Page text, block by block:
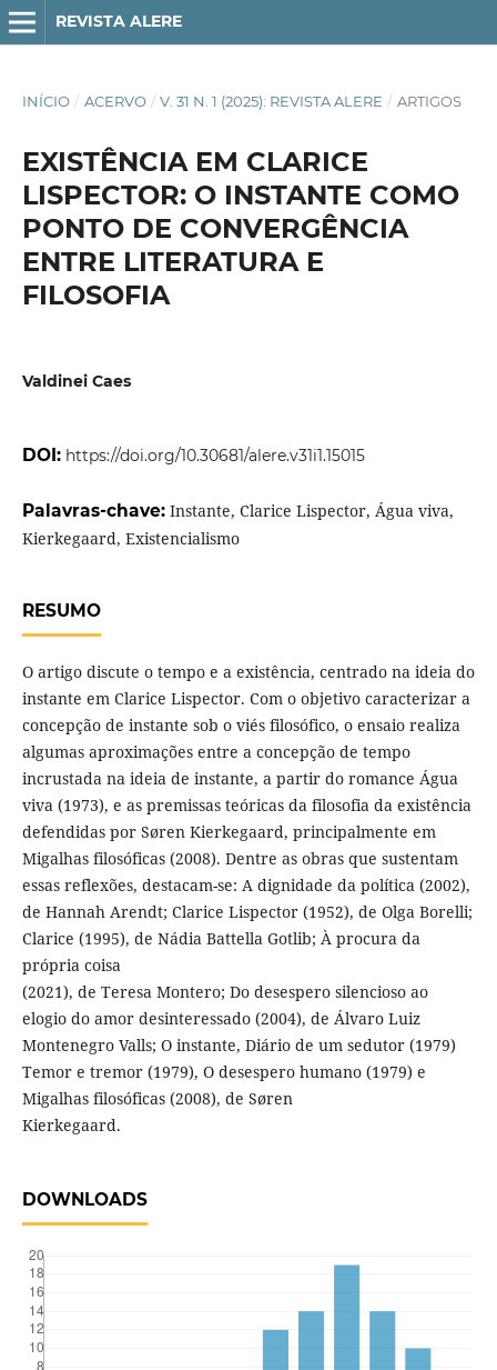
REVISTA ALERE
INÍCIO / ACERVO / V. 31 N. 1 (2025): REVISTA ALERE / ARTIGOS
EXISTÊNCIA EM CLARICE
LISPECTOR: O INSTANTE COMO
PONTO DE CONVERGÊNCIA
ENTRE LITERATURA E
FILOSOFIA
Valdinei Caes
DOI: https://doi.org/10.30681/alere.v31i1.15015
Palavras-chave: Instante, Clarice Lispector, Água viva,
Kierkegaard, Existencialismo
RESUMO
O artigo discute o tempo e a existência, centrado na ideia do
instante em Clarice Lispector. Com o objetivo caracterizar a
concepção de instante sob o viés filosófico, o ensaio realiza
algumas aproximações entre a concepção de tempo
incrustada na ideia de instante, a partir do romance Água
viva (1973), e as premissas teóricas da filosofia da existência
defendidas por Søren Kierkegaard, principalmente em
Migalhas filosóficas (2008). Dentre as obras que sustentam
essas reflexões, destacam-se: A dignidade da política (2002),
de Hannah Arendt; Clarice Lispector (1952), de Olga Borelli;
Clarice (1995), de Nádia Battella Gotlib; À procura da
própria coisa
(2021), de Teresa Montero; Do desespero silencioso ao
elogio do amor desinteressado (2004), de Álvaro Luiz
Montenegro Valls; O instante, Diário de um sedutor (1979)
Temor e tremor (1979), O desespero humano (1979) e
Migalhas filosóficas (2008), de Søren
Kierkegaard.
DOWNLOADS